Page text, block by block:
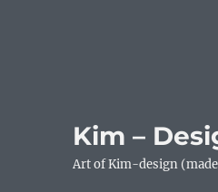
Kim –
Art of Kim-design